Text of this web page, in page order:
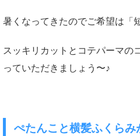
暑くなってきたのでご希望は「
スッキリカットとコテパーマの
っていただきましょう〜♪
ぺたんこと横髪ふくらみ